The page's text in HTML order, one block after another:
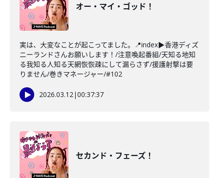
オー・マイ・ゴッド！
実は、大変なことが起こってました。📍index▶香港ディズ
ニーランドさんお願いします！/注意喚起番組/天知る地知
る我知る人知る天網恢恢疎にして漏らさず/援護射撃は要
りません/巻きマネージャー/#102
2026.03.12|00:37:37
セカンド・フェーズ！